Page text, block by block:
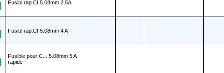
Fusibl.rap.CI 5.08mm 2.5A
Fusibl.rap.CI 5.08mm 4 A
Fusible pour C.I. 5.08mm 5 A
rapide